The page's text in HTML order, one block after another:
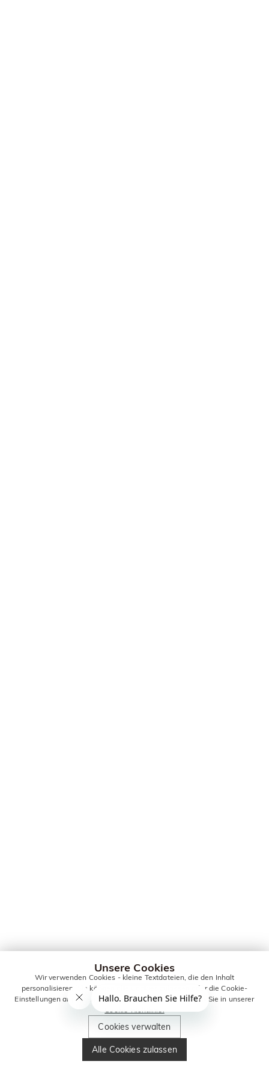
Unsere Cookies
Wir verwenden Cookies - kleine Textdateien, die den Inhalt
personalisieren. Sie können alle Cookies zulassen oder die Cookie-
Einstellungen anpassen. Weitere Informationen erhalten Sie in unserer
Cookie-Richtlinie.
Cookies verwalten
Alle Cookies zulassen